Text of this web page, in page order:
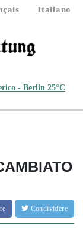
Italiano
- Berlin 25°C
Condividere